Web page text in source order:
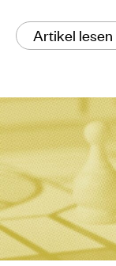
Artikel lesen